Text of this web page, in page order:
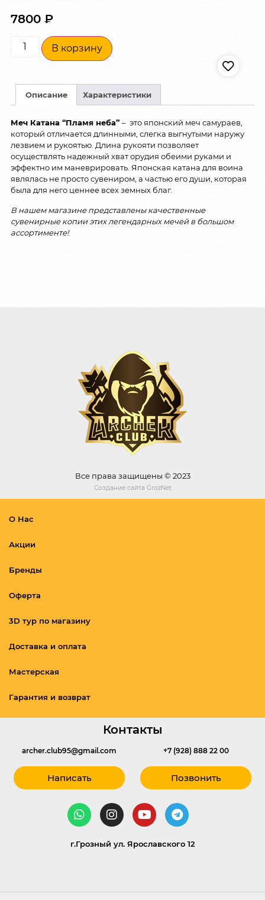
7800 ₽
В корзину
Описание Характеристики
Меч Катана “Пламя неба” – это японский меч самураев,
который отличается длинными, слегка выгнутыми наружу
лезвием и рукоятью. Длина рукояти позволяет
осуществлять надежный хват орудия обеими руками и
эффектно им маневрировать. Японская катана для воина
являлась не просто сувениром, а частью его души, которая
была для него ценнее всех земных благ.
В нашем магазине представлены качественные
сувенирные копии этих легендарных мечей в большом
ассортименте!
Все права защищены © 2023
Создание сайта GrozNet
О Нас
Акции
Бренды
Оферта
3D тур по магазину
Доставка и оплата
Мастерская
Гарантия и возврат
Контакты
archer.club95@gmail.com
Написать
+7 (928) 888 22 00
Позвонить
г.Грозный ул. Ярославского 12